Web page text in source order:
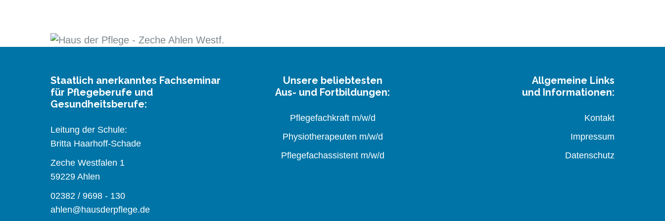
Staatlich anerkanntes Fachseminar
für Pflegeberufe und
Gesundheitsberufe:
Leitung der Schule:
Britta Haarhoff-Schade
Zeche Westfalen 1
59229 Ahlen
02382 / 9698 - 130
ahlen@hausderpflege.de
Unsere beliebtesten
Aus- und Fortbildungen:
Pflegefachkraft m/w/d
Physiotherapeuten m/w/d
Pflegefachassistent m/w/d
Allgemeine Links
und Informationen:
Kontakt
Impressum
Datenschutz